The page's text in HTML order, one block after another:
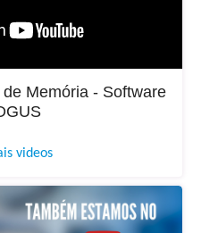
Memória - Software
videos